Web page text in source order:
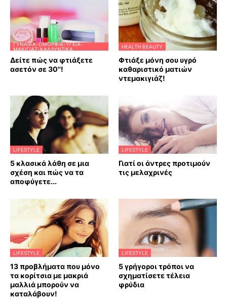
ΓΥΝΑΊΚΑ-ΟΜΟΡΦΙΆ-ΥΓΕΊΑ-
ΜΑΚΙΓΙΆΖ-ΚΑΛΛΥΝΤΙΚΆ
Δείτε πώς να φτιάξετε
ασετόν σε 30''!
HEALTH BEAUTY
Φτιάξε μόνη σου υγρό
καθαριστικό ματιών
ντεμακιγιάζ!
LIFESTYLE
5 κλασικά λάθη σε μια
σχέση και πώς να τα
αποφύγετε...
LIFESTYLE
Γιατί οι άντρες προτιμούν
τις μελαχρινές
LIFESTYLE
13 προβλήματα που μόνο
τα κορίτσια με μακριά
μαλλιά μπορούν να
καταλάβουν!
LIFESTYLE
5 γρήγοροι τρόποι να
σχηματίσετε τέλεια
φρύδια